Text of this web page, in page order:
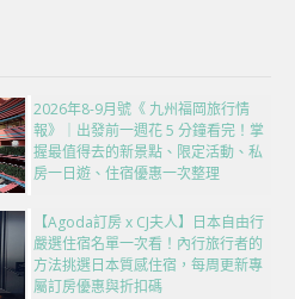
2026年8-9月號《 九州福岡旅行情
報》｜出發前一週花 5 分鐘看完！掌
握最值得去的新景點、限定活動、私
房一日遊、住宿優惠一次整理
【Agoda訂房 x CJ夫人】日本自由行
嚴選住宿名單一次看！內行旅行者的
方法挑選日本質感住宿，每周更新專
屬訂房優惠與折扣碼